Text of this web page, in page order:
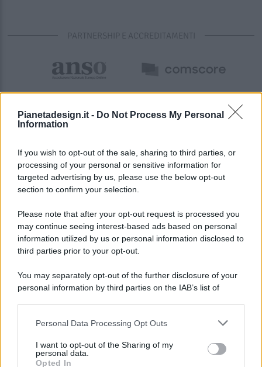
Pianetadesign.it - Do Not Process My Personal
Information
If you wish to opt-out of the sale, sharing to third parties, or
processing of your personal or sensitive information for
targeted advertising by us, please use the below opt-out
section to confirm your selection.
Please note that after your opt-out request is processed you
may continue seeing interest-based ads based on personal
information utilized by us or personal information disclosed to
third parties prior to your opt-out.
You may separately opt-out of the further disclosure of your
personal information by third parties on the IAB’s list of
This information may also be disclosed by us to third parties
disclose it to other third parties.
Personal Data Processing Opt Outs
I want to opt-out of the Sharing of my
personal data.
Opted In
PARTNERSHIP E ACCREDITAMENTI
© 2026 - Pianeta Design - P.IVA 04827280654 - Testata
Registrata Al Tribunale Di Nocera Inferiore N. 8/2020 - RG N.
ISCRIZIONE AL ROC N. 35792 – ISCRITTA ALL’ANSO
(ASSOCIAZIONE NAZIONALE STAMPA ONLINE)
PREFERENZE PRIVACY